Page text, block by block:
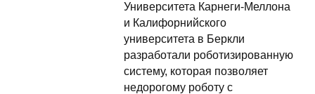
Университета Карнеги-Меллона
и Калифорнийского
университета в Беркли
разработали роботизированную
систему, которая позволяет
недорогому роботу с